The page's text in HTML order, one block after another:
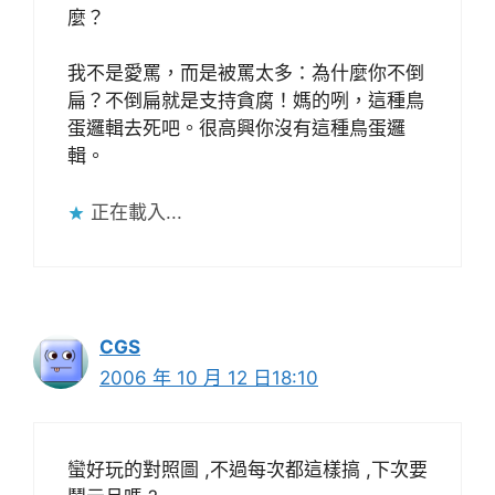
麼？
我不是愛罵，而是被罵太多：為什麼你不倒
扁？不倒扁就是支持貪腐！媽的咧，這種鳥
蛋邏輯去死吧。很高興你沒有這種鳥蛋邏
輯。
正在載入...
CGS
2006 年 10 月 12 日18:10
蠻好玩的對照圖 ,不過每次都這樣搞 ,下次要